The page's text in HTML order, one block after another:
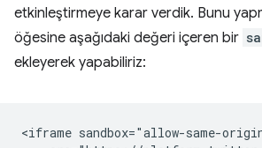
etkinleştirmeye karar verdik. Bunu
öğesine aşağıdaki değeri içeren bir
ekleyerek yapabiliriz:
<iframe sandbox="allow-same-